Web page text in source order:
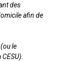
des
afin de
le